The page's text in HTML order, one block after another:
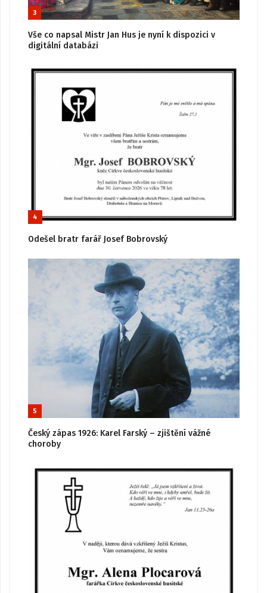
3
Vše co napsal Mistr Jan Hus je nyní k dispozici v
digitální databázi
4
Odešel bratr farář Josef Bobrovský
5
Český zápas 1926: Karel Farský – zjištění vážné
choroby